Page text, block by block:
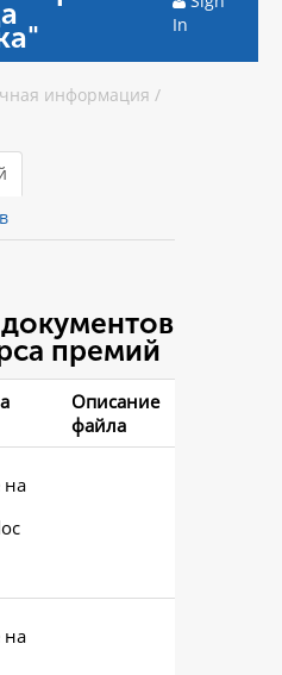
In
информация /
премий
Описание
файла
на
на